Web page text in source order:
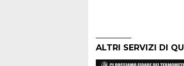
ALTRI SERVIZI DI